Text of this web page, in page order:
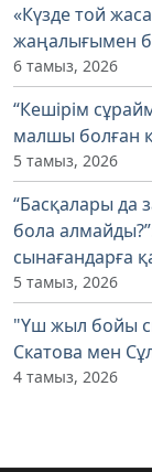
«Күзде той
жаңалығымен
6 тамыз, 2026
“Кешірім
малшы болған
5 тамыз, 2026
“Басқалары да
бола
сынағандарға
5 тамыз, 2026
"Үш жыл бойы
Скатова мен
4 тамыз, 2026